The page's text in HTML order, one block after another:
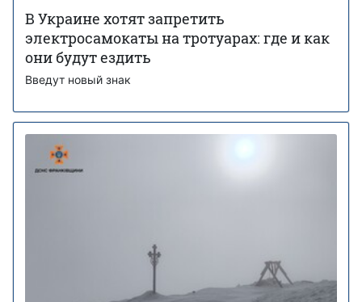
В Украине хотят запретить
электросамокаты на тротуарах: где и как
они будут ездить
Введут новый знак